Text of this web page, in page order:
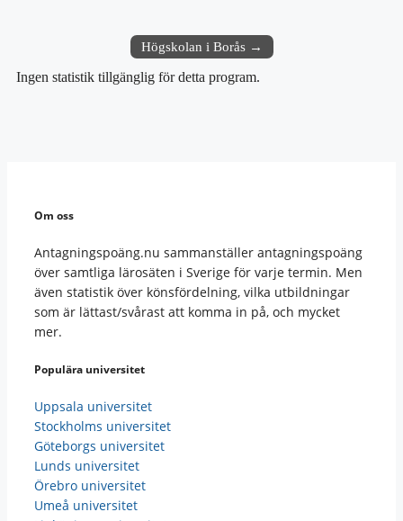
Högskolan i Borås →
Ingen statistik tillgänglig för detta program.
Om oss
Antagningspoäng.nu sammanställer antagningspoäng
över samtliga lärosäten i Sverige för varje termin. Men
även statistik över könsfördelning, vilka utbildningar
som är lättast/svårast att komma in på, och mycket
mer.
Populära universitet
Uppsala universitet
Stockholms universitet
Göteborgs universitet
Lunds universitet
Örebro universitet
Umeå universitet